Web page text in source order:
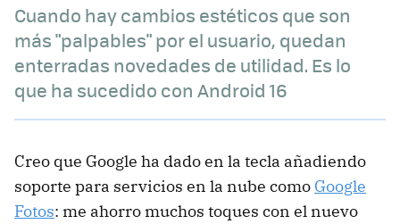
Cuando hay cambios estéticos que son
más "palpables" por el usuario, quedan
enterradas novedades de utilidad. Es lo
que ha sucedido con Android 16
Creo que Google ha dado en la tecla añadiendo
soporte para servicios en la nube como Google
Fotos: me ahorro muchos toques con el nuevo